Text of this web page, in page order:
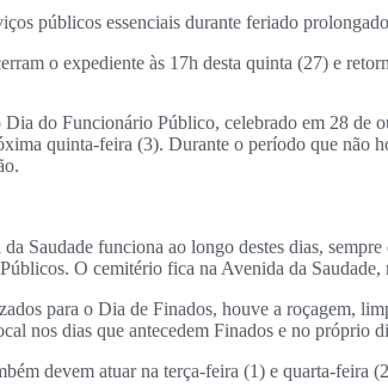
o expediente às 17h desta quinta (27) e
do Funcionário Público, celebrado em 28 de
quinta-feira (3). Durante o período que não
Saudade funciona ao longo destes dias,
O cemitério fica na Avenida da
para o Dia de Finados, houve a roçagem,
nos dias que antecedem Finados e no próprio
devem atuar na terça-feira (1) e quarta-feira